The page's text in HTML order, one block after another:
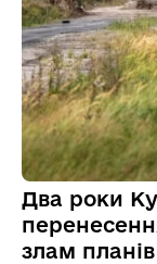
Два роки
злам